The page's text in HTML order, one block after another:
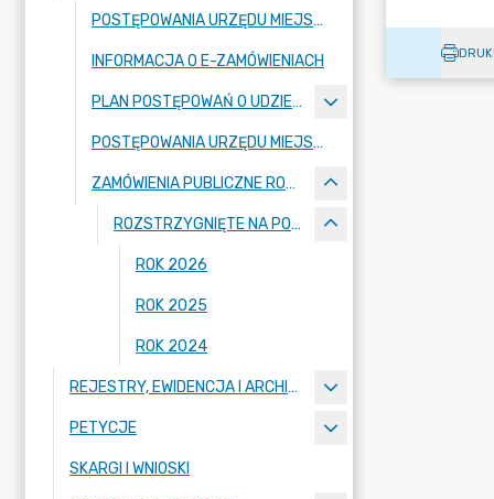
POSTĘPOWANIA URZĘDU MIEJSKIEGO W STAPORKOWIE NA PODSTAWIE USTAWY PZP
INFORMACJA O E-ZAMÓWIENIACH
PLAN POSTĘPOWAŃ O UDZIELENIE ZAMÓWIEŃ PUBLICZNYCH
POSTĘPOWANIA URZĘDU MIEJSKIEGO W STĄPORKOWIE PONIŻEJ 170 000 NETTO
ZAMÓWIENIA PUBLICZNE ROZSTRZYGNIĘTE
ROZSTRZYGNIĘTE NA PODSTAWIE USTAWY PZP
ROK 2026
ROK 2025
ROK 2024
REJESTRY, EWIDENCJA I ARCHIWA
PETYCJE
SKARGI I WNIOSKI